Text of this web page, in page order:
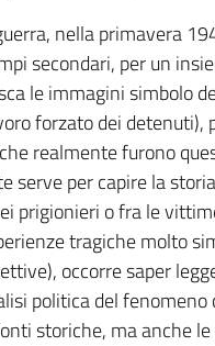
nella primavera
secondari, per un
le immagini simbolo
forzato dei detenuti),
realmente furono
serve per capire la
prigionieri o fra le
tragiche molto
occorre saper
politica del
storiche, ma anche